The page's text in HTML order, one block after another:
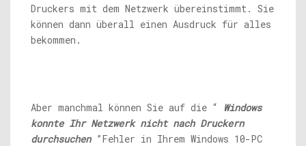
Druckers mit dem Netzwerk übereinstimmt. Sie
können dann überall einen Ausdruck für alles
bekommen.
Aber manchmal können Sie auf die “ Windows
konnte Ihr Netzwerk nicht nach Druckern
durchsuchen ”Fehler in Ihrem Windows 10-PC